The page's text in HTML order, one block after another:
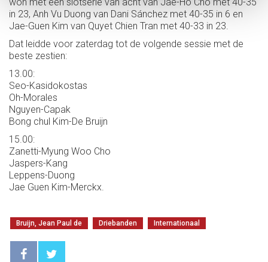
in 23, Anh Vu Duong van Dani Sánchez met 40-35 in 6 en
Jae-Guen Kim van Quyet Chien Tran met 40-33 in 23.
Dat leidde voor zaterdag tot de volgende sessie met de
beste zestien:
13.00:
Seo-Kasidokostas
Oh-Morales
Nguyen-Capak
Bong chul Kim-De Bruijn
15.00:
Zanetti-Myung Woo Cho
Jaspers-Kang
Leppens-Duong
Jae Guen Kim-Merckx.
Bruijn, Jean Paul de Driebanden Internationaal